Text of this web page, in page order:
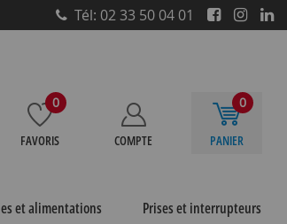
Tél: 02 33 50 04 01
0
FAVORIS COMPTE
0
PANIER
et alimentations
Prises et interrupteurs